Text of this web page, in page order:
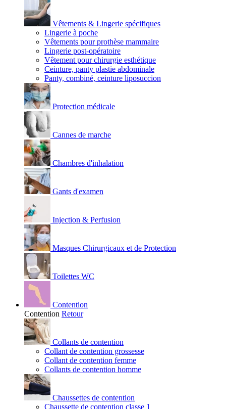
Vêtements & Lingerie spécifiques
Lingerie à poche
Vêtements pour prothèse mammaire
Lingerie post-opératoire
Vêtement pour chirurgie esthétique
Ceinture, panty plastie abdominale
Panty, combiné, ceinture liposuccion
Protection médicale
Cannes de marche
Chambres d'inhalation
Gants d'examen
Injection & Perfusion
Masques Chirurgicaux et de Protection
Toilettes WC
Contention
Contention Retour
Collants de contention
Collant de contention grossesse
Collant de contention femme
Collants de contention homme
Chaussettes de contention
Chaussette de contention classe 1